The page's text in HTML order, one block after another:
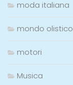
moda italiana
mondo olistico
motori
Musica